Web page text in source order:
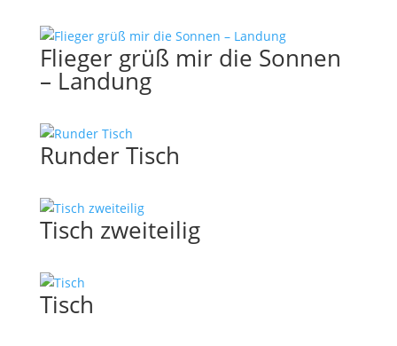
Flieger grüß mir die Sonnen
– Landung
Runder Tisch
Tisch zweiteilig
Tisch